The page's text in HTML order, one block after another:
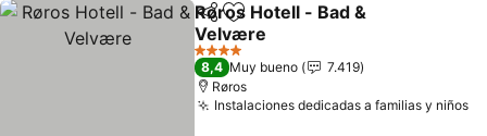
CompartirAgregar a favoritos
Røros Hotell - Bad &
Velvære
Ver precios
4 Estrellas
8,4 Muy bueno
7.419
Røros
Instalaciones dedicadas a familias y niños